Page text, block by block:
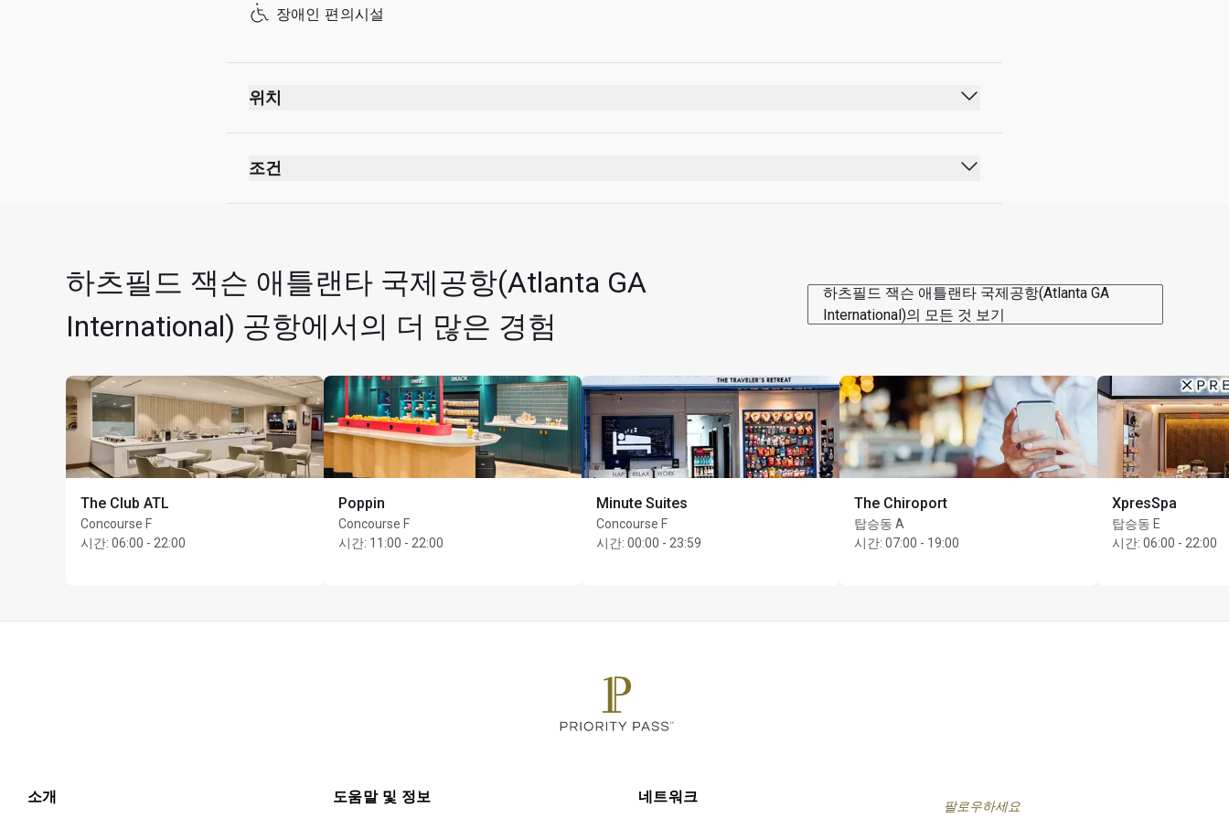
Sunday장애인 편의시설
위치
조건
카드 소지자 1인당 동반자 최대 Unlimited명
하츠필드 잭슨 애틀랜타 국제공항(Atlanta GA
International) 공항에서의 더 많은 경험
하츠필드 잭슨 애틀랜타 국제공항(Atlanta GA
International)의 모든 것 보기
The Club ATL
Concourse F
시간: 06:00 - 22:00
Poppin
Concourse F
시간: 11:00 - 22:00
Minute Suites
Concourse F
시간: 00:00 - 23:59
The Chiroport
탑승동 A
시간: 07:00 - 19:00
XpresSpa
탑승동 E
시간: 06:00 - 22:00
소개 도움말 및 정보 네트워크
팔로우하세요